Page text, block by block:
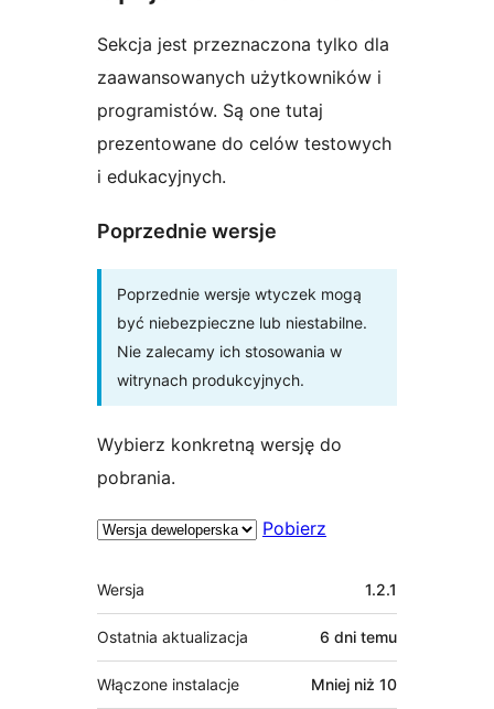
Sekcja jest przeznaczona tylko dla
zaawansowanych użytkowników i
programistów. Są one tutaj
prezentowane do celów testowych
i edukacyjnych.
Poprzednie wersje
Poprzednie wersje wtyczek mogą
być niebezpieczne lub niestabilne.
Nie zalecamy ich stosowania w
witrynach produkcyjnych.
Wybierz konkretną wersję do
pobrania.
Pobierz
Meta
Wersja 1.2.1
Ostatnia aktualizacja 6 dni temu
Włączone instalacje Mniej niż 10